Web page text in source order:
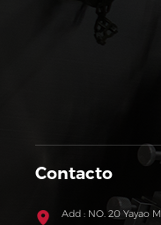
Contacto
Add : NO. 20 Yayao